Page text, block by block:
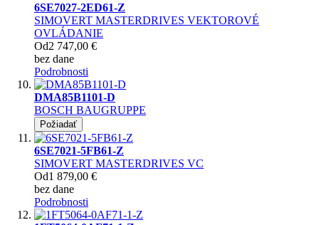
6SE7027-2ED61-Z
SIMOVERT MASTERDRIVES VEKTOROVÉ
OVLÁDANIE
Od2 747,00 €
bez dane
Podrobnosti
DMA85B1101-D
BOSCH BAUGRUPPE
Požiadať
6SE7021-5FB61-Z
SIMOVERT MASTERDRIVES VC
Od1 879,00 €
bez dane
Podrobnosti